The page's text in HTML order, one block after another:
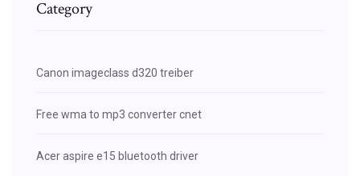
Category
Canon imageclass d320 treiber
Free wma to mp3 converter cnet
Acer aspire e15 bluetooth driver